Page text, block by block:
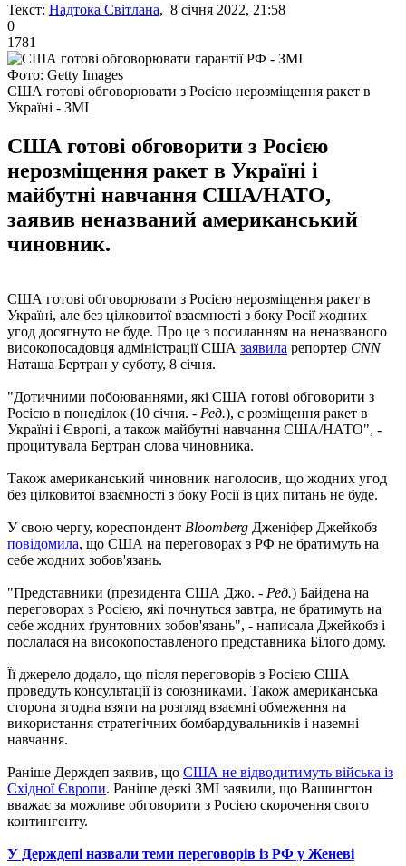
Текст: Надтока Світлана, 8 січня 2022, 21:58
0
1781
Фото: Getty Images
США готові обговорювати з Росією нерозміщення ракет в
Україні - ЗМІ
США готові обговорити з Росією
нерозміщення ракет в Україні і
майбутні навчання США/НАТО,
заявив неназваний американський
чиновник.
США готові обговорювати з Росією нерозміщення ракет в
Україні, але без цілковитої взаємності з боку Росії жодних
угод досягнуто не буде. Про це з посиланням на неназваного
високопосадовця адміністрації США заявила репортер CNN
Наташа Бертран у суботу, 8 січня.
"Дотичними побоюваннями, які США готові обговорити з
Росією в понеділок (10 січня. - Ред.), є розміщення ракет в
Україні і Європі, а також майбутні навчання США/НАТО", -
процитувала Бертран слова чиновника.
Також американський чиновник наголосив, що жодних угод
без цілковитої взаємності з боку Росії із цих питань не буде.
У свою чергу, кореспондент Bloomberg Дженіфер Джейкобз
повідомила, що США на переговорах з РФ не братимуть на
себе жодних зобов'язань.
"Представники (президента США Джо. - Ред.) Байдена на
переговорах з Росією, які почнуться завтра, не братимуть на
себе жодних ґрунтовних зобов'язань", - написала Джейкобз і
послалася на високопоставленого представника Білого дому.
Її джерело додало, що після переговорів з Росією США
проведуть консультації із союзниками. Також американська
сторона згодна взяти на розгляд взаємні обмеження на
використання стратегічних бомбардувальників і наземні
навчання.
Раніше Держдеп заявив, що США не відводитимуть війська із
Східної Європи. Раніше деякі ЗМІ заявили, що Вашингтон
вважає за можливе обговорити з Росією скорочення свого
контингенту.
У Держдепі назвали теми переговорів із РФ у Женеві